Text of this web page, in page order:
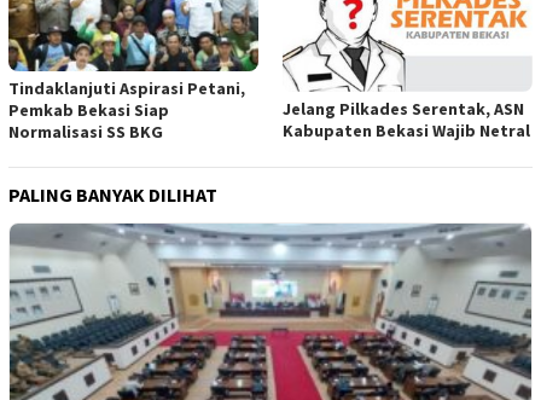
Tindaklanjuti Aspirasi Petani,
Pemkab Bekasi Siap
Normalisasi SS BKG
Jelang Pilkades Serentak, ASN
Kabupaten Bekasi Wajib Netral
PALING BANYAK DILIHAT